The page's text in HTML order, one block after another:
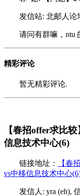
发信站: 北邮人论
请问有群嘛，ntu
精彩评论
暂无精彩评论.
【春招offer求比
信息技术中心(6)
链接地址：
【春
vs中移信息技术中心
发信人: yra (eh),